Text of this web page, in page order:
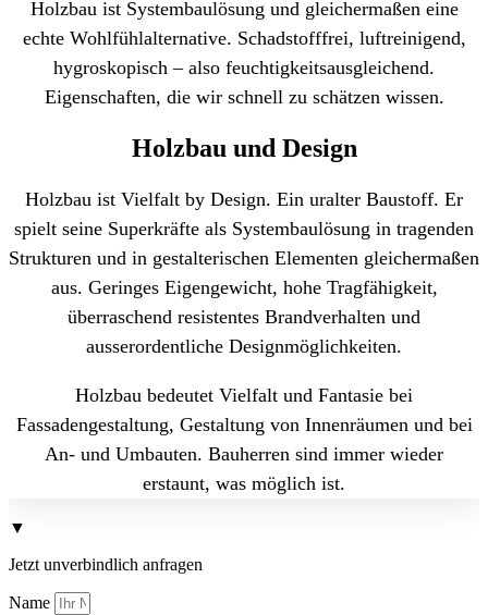
Holzbau ist Systembaulösung und gleichermaßen eine
echte Wohlfühlalternative. Schadstofffrei, luftreinigend,
hygroskopisch – also feuchtigkeitsausgleichend.
Eigenschaften, die wir schnell zu schätzen wissen.
Holzbau und Design
Holzbau ist Vielfalt by Design. Ein uralter Baustoff. Er
spielt seine Superkräfte als Systembaulösung in tragenden
Strukturen und in gestalterischen Elementen gleichermaßen
aus. Geringes Eigengewicht, hohe Tragfähigkeit,
überraschend resistentes Brandverhalten und
ausserordentliche Designmöglichkeiten.
Holzbau bedeutet Vielfalt und Fantasie bei
Fassadengestaltung, Gestaltung von Innenräumen und bei
An- und Umbauten. Bauherren sind immer wieder
erstaunt, was möglich ist.
▼
Jetzt unverbindlich anfragen
Name